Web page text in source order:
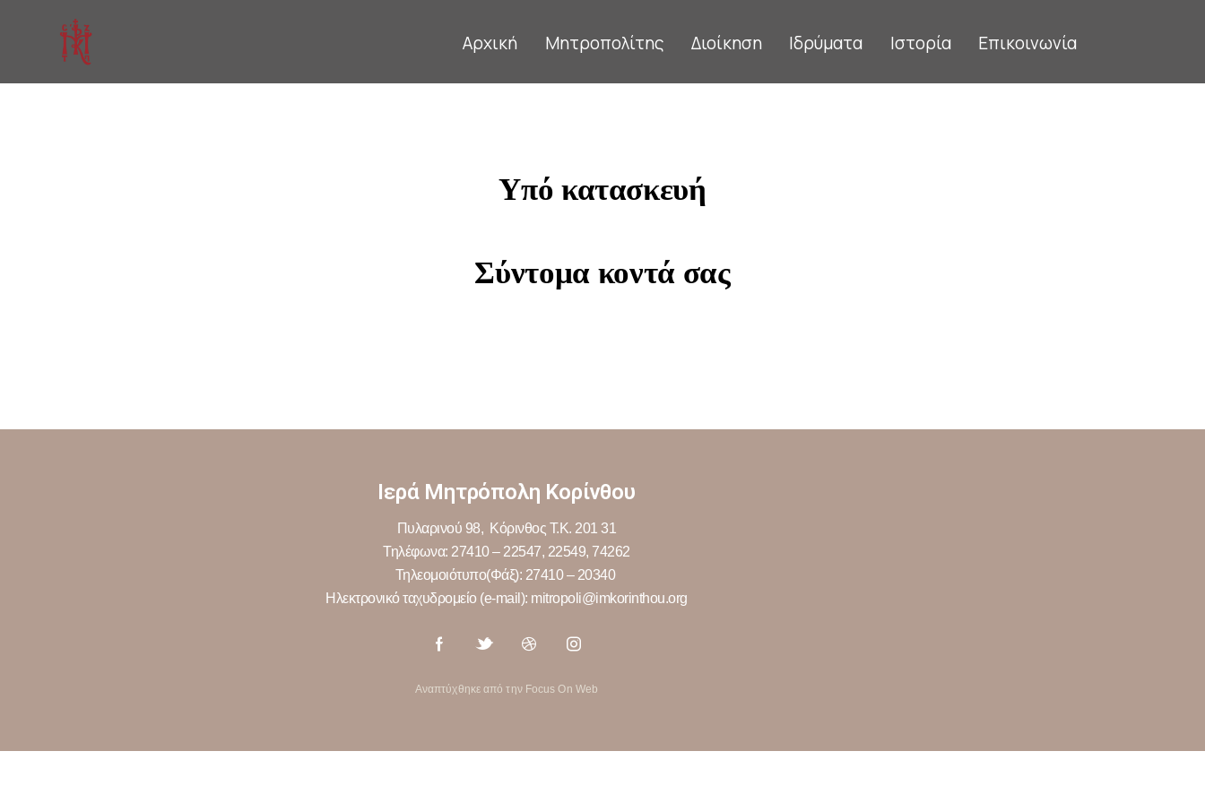
Αρχική Μητροπολίτης Διοίκηση Ιδρύματα Ιστορία Επικοινωνία
Υπό κατασκευή
Σύντομα κοντά σας
Ιερά Μητρόπολη Κορίνθου
Πυλαρινού 98, Κόρινθος Τ.Κ. 201 31
Τηλέφωνα: 27410 – 22547, 22549, 74262
Τηλεομοιότυπο(Φάξ): 27410 – 20340
Ηλεκτρονικό ταχυδρομείο (e-mail): mitropoli@imkorinthou.org
Αναπτύχθηκε από την Focus On Web